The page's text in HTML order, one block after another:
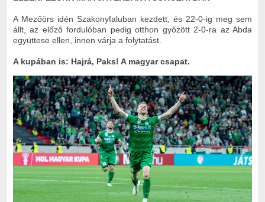
A Mezőörs idén Szakonyfaluban kezdett, és 22-0-ig meg sem
állt, az előző fordulóban pedig otthon győzött 2-0-ra az Abda
együttese ellen, innen várja a folytatást.
A kupában is: Hajrá, Paks! A magyar csapat.